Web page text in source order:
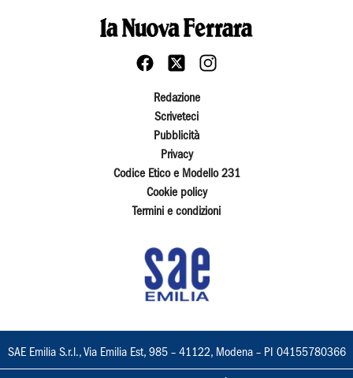
Redazione
Scriveteci
Pubblicità
Privacy
Codice Etico e Modello 231
Cookie policy
Termini e condizioni
SAE Emilia S.r.l., Via Emilia Est, 985 – 41122, Modena – PI 04155780366